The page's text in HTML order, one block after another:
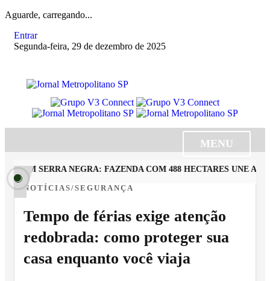
Aguarde, carregando...
Entrar
Segunda-feira, 29 de dezembro de 2025
MENU
EM SERRA NEGRA: FAZENDA COM 488 HECTARES UNE ALTA
NOTÍCIAS/SEGURANÇA
Tempo de férias exige atenção
redobrada: como proteger sua
casa enquanto você viaja